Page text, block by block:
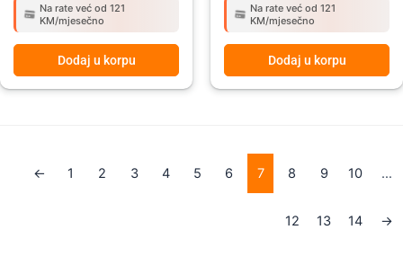
Na rate već od 121
KM/mjesečno
Dodaj u korpu
Na rate već od 121
KM/mjesečno
Dodaj u korpu
← 1 2 3 4 5 6 7 8 9 10 …
12 13 14 →